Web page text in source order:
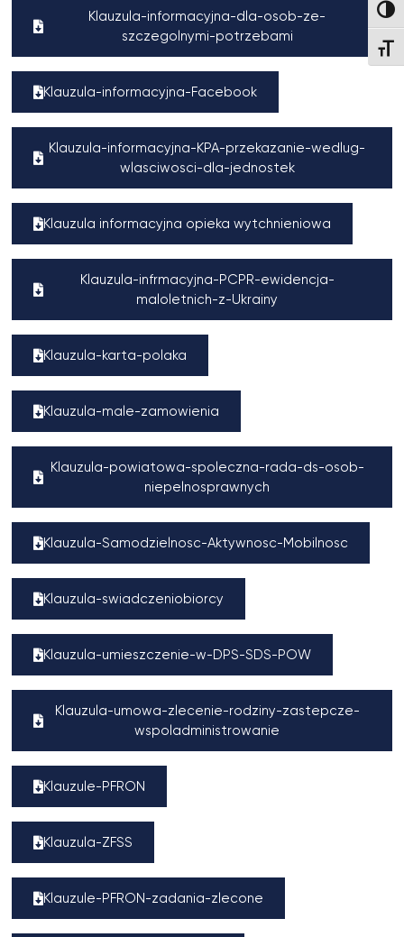
Klauzula-informacyjna-dla-osob-ze-
szczegolnymi-potrzebami
Klauzula-informacyjna-Facebook
Klauzula-informacyjna-KPA-przekazanie-wedlug-
wlasciwosci-dla-jednostek
Klauzula informacyjna opieka wytchnieniowa
Klauzula-infrmacyjna-PCPR-ewidencja-
maloletnich-z-Ukrainy
Klauzula-karta-polaka
Klauzula-male-zamowienia
Klauzula-powiatowa-spoleczna-rada-ds-osob-
niepelnosprawnych
Klauzula-Samodzielnosc-Aktywnosc-Mobilnosc
Klauzula-swiadczeniobiorcy
Klauzula-umieszczenie-w-DPS-SDS-POW
Klauzula-umowa-zlecenie-rodziny-zastepcze-
wspoladministrowanie
Klauzule-PFRON
Klauzula-ZFSS
Klauzule-PFRON-zadania-zlecone